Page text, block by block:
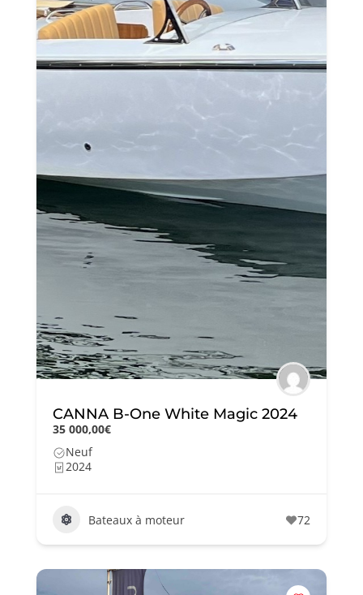
CANNA B-One White Magic 2024
35 000,00€
Neuf
2024
Bateaux à moteur 72